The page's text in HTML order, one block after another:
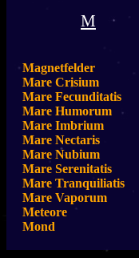
M
Magnetfelder
Mare Crisium
Mare Fecunditatis
Mare Humorum
Mare Imbrium
Mare Nectaris
Mare Nubium
Mare Serenitatis
Mare Tranquiliatis
Mare Vaporum
Meteore
Mond